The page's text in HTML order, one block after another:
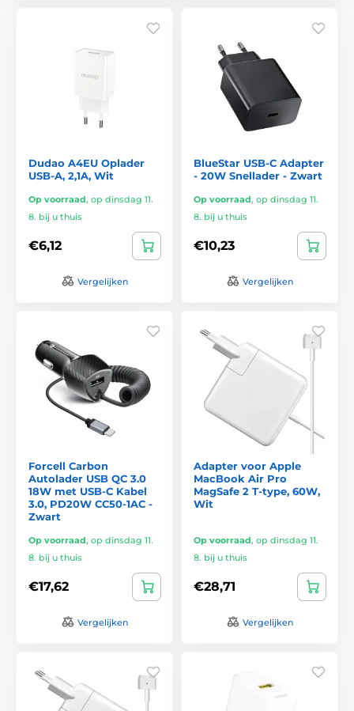
Dudao A4EU Oplader
USB-A, 2,1A, Wit
Op voorraad, op dinsdag 11.
8. bij u thuis
€6,12
Vergelijken
BlueStar USB-C Adapter
- 20W Snellader - Zwart
Op voorraad, op dinsdag 11.
8. bij u thuis
€10,23
Vergelijken
Forcell Carbon
Autolader USB QC 3.0
18W met USB-C Kabel
3.0, PD20W CC50-1AC -
Zwart
Op voorraad, op dinsdag 11.
8. bij u thuis
€17,62
Vergelijken
Adapter voor Apple
MacBook Air Pro
MagSafe 2 T-type, 60W,
Wit
Op voorraad, op dinsdag 11.
8. bij u thuis
€28,71
Vergelijken